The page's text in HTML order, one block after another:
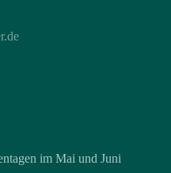
im Mai und Juni